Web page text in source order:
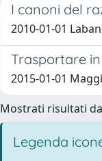
I canoni del
2010-01-01
Trasportare
2015-01-01
Mostrati risultati
Legenda